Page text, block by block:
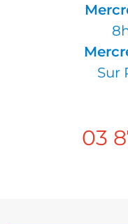
Sur
03